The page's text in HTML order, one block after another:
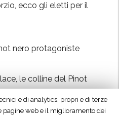
ecco gli eletti per il
nero protagoniste
le colline del Pinot
e di analytics, propri e di terze
web e il miglioramento dei